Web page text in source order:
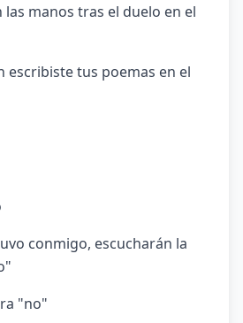
las manos tras el duelo en el
escribiste tus poemas en el
conmigo, escucharán la
"no"